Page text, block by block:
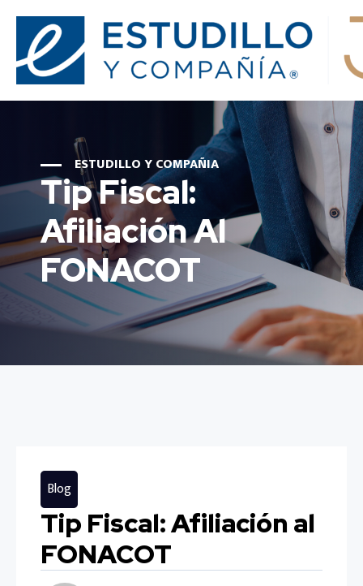
ESTUDILLO Y COMPAÑIA
Tip Fiscal:
Afiliación Al
FONACOT
Blog
Tip Fiscal: Afiliación al
FONACOT